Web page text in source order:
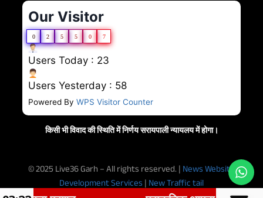
Our Visitor
0 2 5 5 0 7
Users Today : 23
Users Yesterday : 58
Powered By WPS Visitor Counter
किसी भी विवाद की स्थिति में निर्णय सरायपाली न्यायलय में होगा।
© 2025 Live36 Garh – All rights reserved. | News Website
Development Services|New Traffic tail